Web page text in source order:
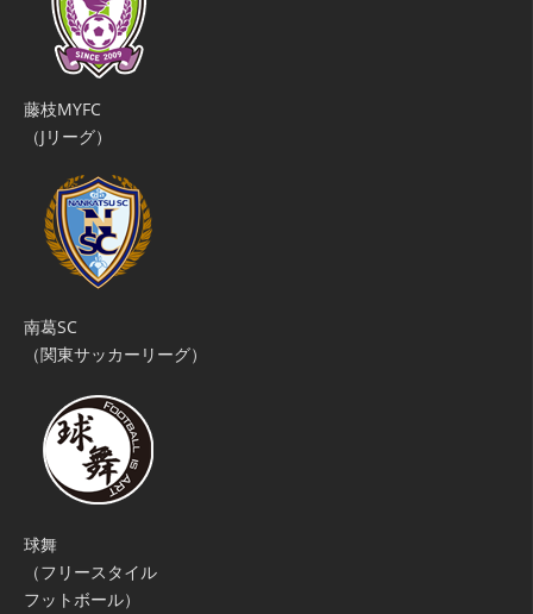
藤枝MYFC
（Jリーグ）
南葛SC
（関東サッカーリーグ）
球舞
（フリースタイル
フットボール）